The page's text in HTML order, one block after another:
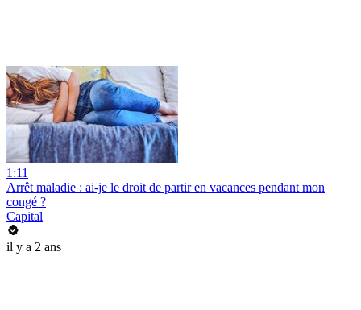
1:11
Arrêt maladie : ai-je le droit de partir en vacances pendant mon
congé ?
Capital
il y a 2 ans